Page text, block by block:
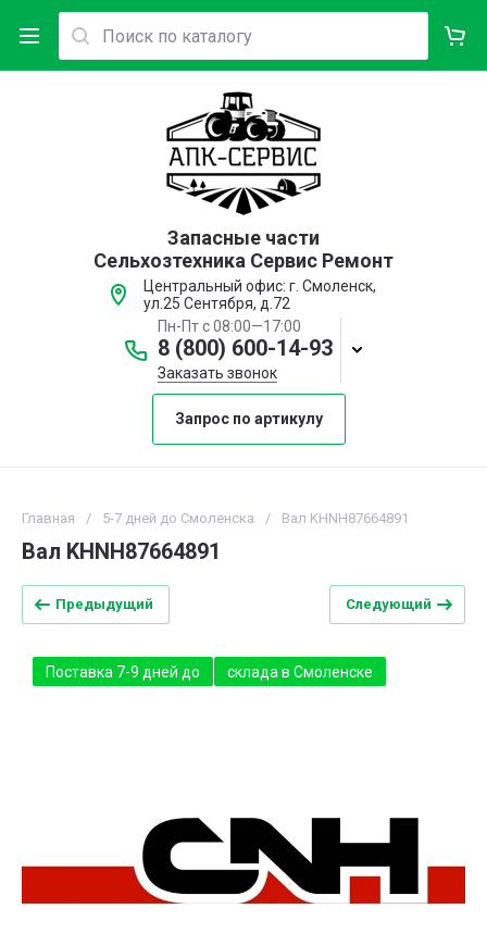
Запасные части
Сельхозтехника Сервис Ремонт
Центральный офис: г. Смоленск,
ул.25 Сентября, д.72
Пн-Пт с 08:00—17:00
8 (800) 600-14-93
Заказать звонок
Запрос по артикулу
Главная / 5-7 дней до Смоленска / Вал KHNH87664891
Вал KHNH87664891
Предыдущий Следующий
Поставка 7-9 дней до склада в Смоленске